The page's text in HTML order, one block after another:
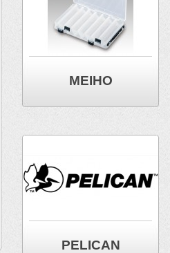
MEIHO
PELICAN